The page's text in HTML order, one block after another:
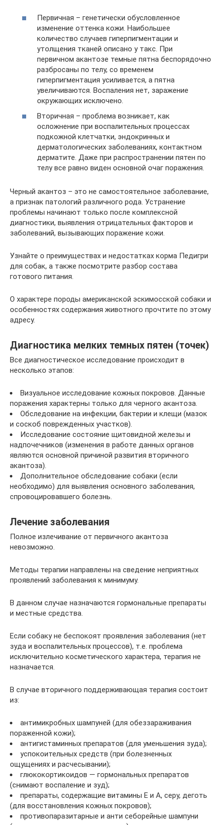
Первичная – генетически обусловленное
изменение оттенка кожи. Наибольшее
количество случаев гиперпигментации и
утолщения тканей описано у такс. При
первичном акантозе темные пятна беспорядочно
разбросаны по телу, со временем
гиперпигментация усиливается, а пятна
увеличиваются. Воспаления нет, заражение
окружающих исключено.
Вторичная – проблема возникает, как
осложнение при воспалительных процессах
подкожной клетчатки, эндокринных и
дерматологических заболеваниях, контактном
дерматите. Даже при распространении пятен по
телу все равно виден основной очаг поражения.
Черный акантоз – это не самостоятельное заболевание,
а признак патологий различного рода. Устранение
проблемы начинают только после комплексной
диагностики, выявления отрицательных факторов и
заболеваний, вызывающих поражение кожи.
Узнайте о преимуществах и недостатках корма Педигри
для собак, а также посмотрите разбор состава
готового питания.
О характере породы американской эскимосской собаки и
особенностях содержания животного прочтите по этому
адресу.
Диагностика мелких темных пятен (точек)
Все диагностическое исследование происходит в
несколько этапов:
Визуальное исследование кожных покровов. Данные
поражения характерны только для черного акантоза.
Обследование на инфекции, бактерии и клещи (мазок
и соскоб поврежденных участков).
Исследование состояние щитовидной железы и
надпочечников (изменения в работе данных органов
являются основной причиной развития вторичного
акантоза).
Дополнительное обследование собаки (если
необходимо) для выявления основного заболевания,
спровоцировавшего болезнь.
Лечение заболевания
Полное излечивание от первичного акантоза
невозможно.
Методы терапии направлены на сведение неприятных
проявлений заболевания к минимуму.
В данном случае назначаются гормональные препараты
и местные средства.
Если собаку не беспокоят проявления заболевания (нет
зуда и воспалительных процессов), т.е. проблема
исключительно косметического характера, терапия не
назначается.
В случае вторичного поддерживающая терапия состоит
из:
антимикробных шампуней (для обеззараживания
пораженной кожи);
антигистаминных препаратов (для уменьшения зуда);
успокоительных средств (при болезненных
ощущениях и расчесывании);
глюкокортикоидов — гормональных препаратов
(снимают воспаление и зуд);
препараты, содержащие витамины Е и А, серу, деготь
(для восстановления кожных покровов);
противопаразитарные и анти себорейные шампуни